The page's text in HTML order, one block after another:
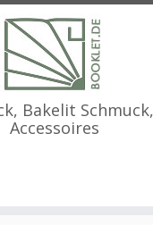
Bakelit
Accessoires